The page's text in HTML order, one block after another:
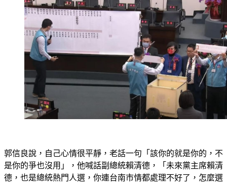
郭信良說，自己心情很平靜，老話一句「該你的就是你的，不
是你的爭也沒用」，他喊話副總統賴清德，「未來黨主席賴清
德，也是總統熱門人選，你連台南市情都處理不好了，怎麼選